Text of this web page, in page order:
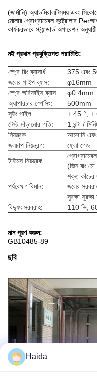
(জার্মানি) অ্যাডমিরালটিসময় এবং
মোলার প্রোগ্রামেবল কন্ট্রোলার
কার্যকরভাবে স্ট্যান্ডার্ড অপারেশন
মই প্রধান প্রযুক্তিগত পরামিতি:
স্প্রে রিং ব্যাসার্ধ:
375 এবং
জলের পাইপ ব্যাস:
φ16mm
স্প্রে অরিফাইস ব্যাস:
φ0.4mm
অ্যাপারচার স্পেসিং:
500mm
সুইং পাইপ:
± 45 °, ±
টেস্ট দাঁড়ানোর গতি:
1 ঘন্টা /
নিয়ন্ত্রক:
আমদানি
জলচাপ নিয়ন্ত্রণ:
ফ্লো গেজ
টাইমস নিয়ন্ত্রক:
(জিন ঝং মো
পর্যবেক্ষণ বিমান:
শক্ত কাঁচের
জলের
সুরক্ষা
বিদ্যুৎ সরবরাহ:
110 ভি,
মান পূরণ করুন:
GB10485-89
ছবি
Haida